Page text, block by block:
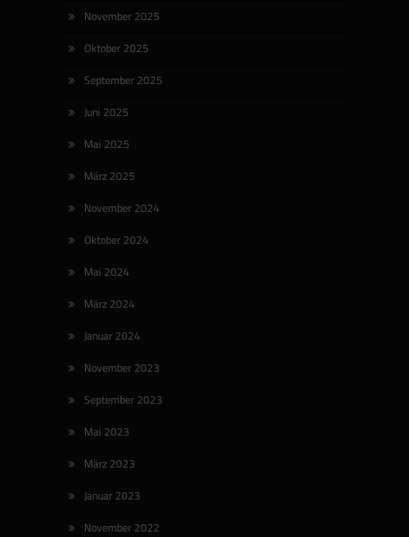
November 2025
Oktober 2025
September 2025
Juni 2025
Mai 2025
März 2025
November 2024
Oktober 2024
Mai 2024
März 2024
Januar 2024
November 2023
September 2023
Mai 2023
März 2023
Januar 2023
November 2022